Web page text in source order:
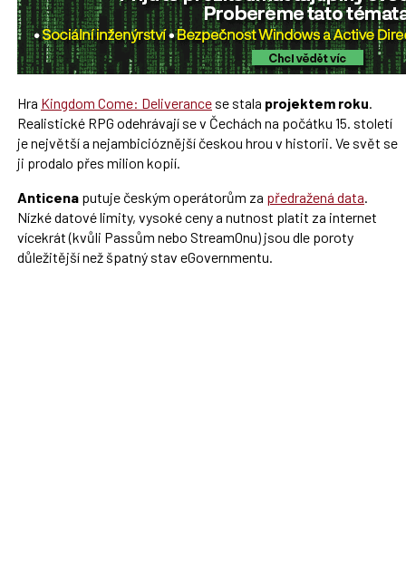
Hra Kingdom Come: Deliverancese stala projektem roku
Realistické RPG odehrávají se v Čechách na počátku 15. století
je největší a nejambicióznější českou hrou v historii. Ve svět se
ji prodalo přes milion kopií.
Anticenaputuje českým operátorům za předražená data
Nízké datové limity, vysoké ceny a nutnost platit za internet
vícekrát (kvůli Passům nebo StreamOnu) jsou dle poroty
důležitější než špatný stav eGovernmentu.